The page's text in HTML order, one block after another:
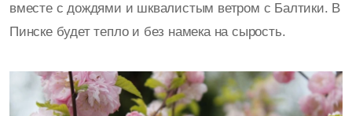
вместе с дождями и шквалистым ветром с Балтики. В
Пинске будет тепло и без намека на сырость.